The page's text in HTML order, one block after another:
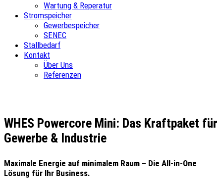
Wartung & Reperatur
Stromspeicher
Gewerbespeicher
SENEC
Stallbedarf
Kontakt
Über Uns
Referenzen
WHES Powercore Mini: Das Kraftpaket für
Gewerbe & Industrie
Maximale Energie auf minimalem Raum – Die All-in-One
Lösung für Ihr Business.